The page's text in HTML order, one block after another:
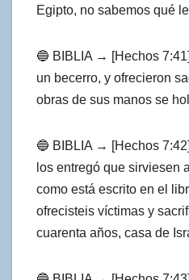
Egipto, no sabemos qué
🔵 BIBLIA → [Hechos
un becerro, y ofrecieron
obras de sus manos se
🔵 BIBLIA → [Hechos
los entregó que sirviesen
como está escrito en el
ofrecisteis víctimas y
cuarenta años, casa de